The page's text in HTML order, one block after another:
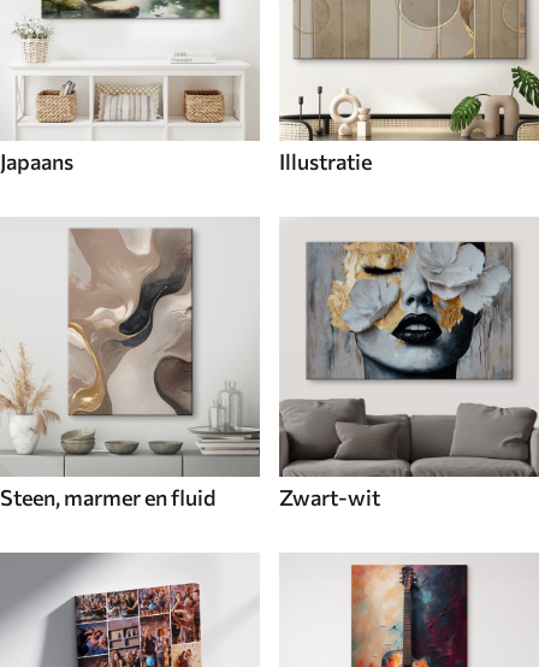
Japaans Illustratie
Steen, marmer en fluid Zwart-wit